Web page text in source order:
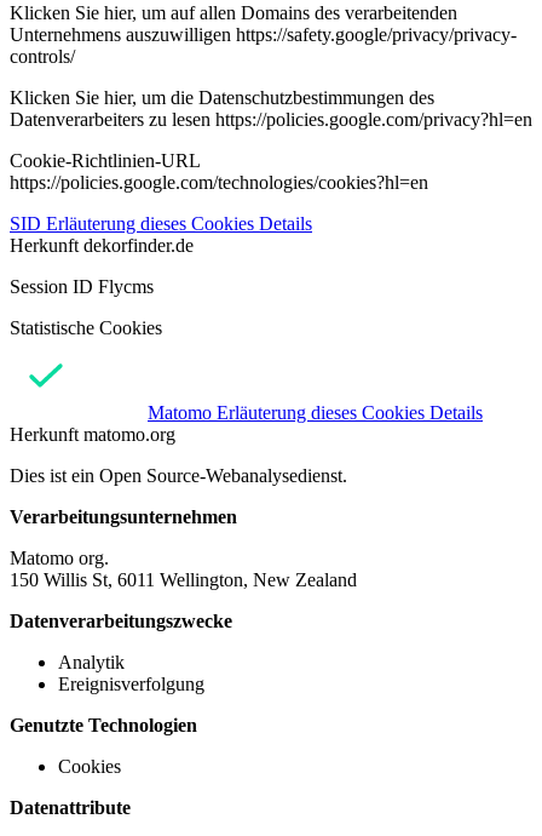
Klicken Sie hier, um auf allen Domains des verarbeitenden
Unternehmens auszuwilligen https://safety.google/privacy/privacy-
controls/
Klicken Sie hier, um die Datenschutzbestimmungen des
Datenverarbeiters zu lesen https://policies.google.com/privacy?hl=en
Cookie-Richtlinien-URL
https://policies.google.com/technologies/cookies?hl=en
SID Erläuterung dieses Cookies Details
Herkunft dekorfinder.de
Session ID Flycms
Statistische Cookies
Matomo Erläuterung dieses Cookies Details
Herkunft matomo.org
Dies ist ein Open Source-Webanalysedienst.
Verarbeitungsunternehmen
Matomo org.
150 Willis St, 6011 Wellington, New Zealand
Datenverarbeitungszwecke
Analytik
Ereignisverfolgung
Genutzte Technologien
Cookies
Datenattribute